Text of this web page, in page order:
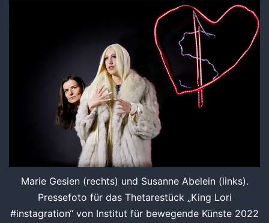
Marie Gesien (rechts) und Susanne Abelein (links).
Pressefoto für das Thetarestück „King Lori
#instagration“ von Institut für bewegende Künste 2022